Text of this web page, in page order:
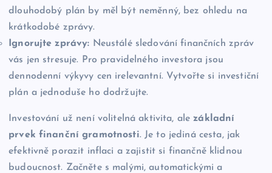
dlouhodobý plán by měl být neměnný, bez ohledu na
krátkodobé zprávy.
Ignorujte zprávy: Neustálé sledování finančních zpráv
vás jen stresuje. Pro pravidelného investora jsou
dennodenní výkyvy cen irelevantní. Vytvořte si investiční
plán a jednoduše ho dodržujte.
Investování už není volitelná aktivita, alezákladní
prvek finanční gramotnosti. Je to jediná cesta, jak
efektivně porazit inflaci a zajistit si finančně klidnou
budoucnost. Začněte s malými, automatickými a